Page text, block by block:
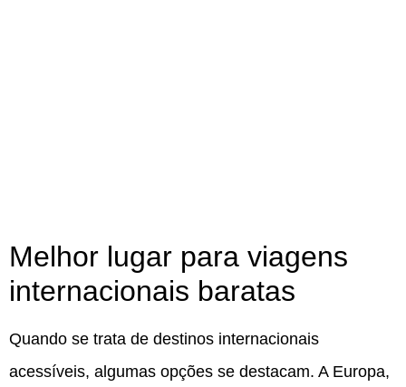
Melhor lugar para viagens
internacionais baratas
Quando se trata de destinos internacionais
acessíveis, algumas opções se destacam. A Europa,